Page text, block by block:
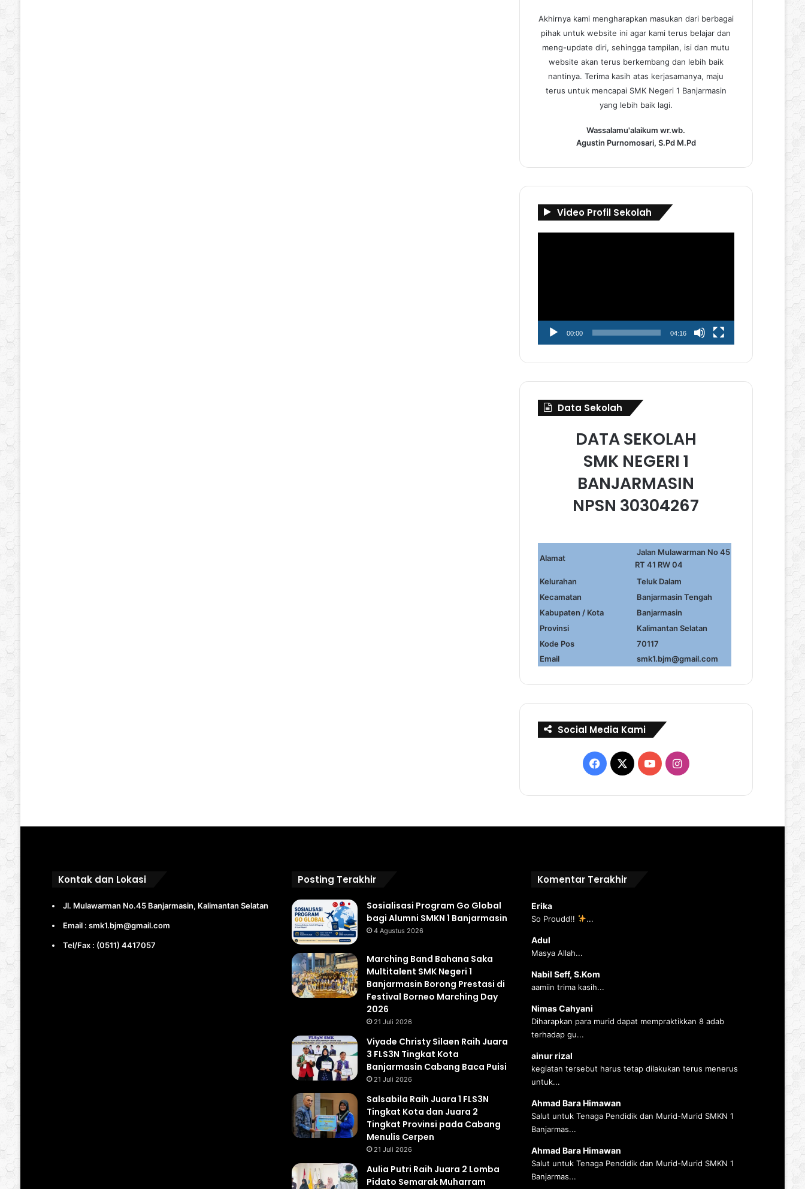
Akhirnya kami mengharapkan masukan dari berbagai
pihak untuk website ini agar kami terus belajar dan
meng-update diri, sehingga tampilan, isi dan mutu
website akan terus berkembang dan lebih baik
nantinya. Terima kasih atas kerjasamanya, maju
terus untuk mencapai SMK Negeri 1 Banjarmasin
yang lebih baik lagi.
Wassalamu'alaikum wr.wb.
Agustin Purnomosari, S.Pd M.Pd
Video Profil Sekolah
00:00 04:16
Data Sekolah
DATA SEKOLAH
SMK NEGERI 1
BANJARMASIN
NPSN 30304267
Alamat
Jalan Mulawarman No 45
RT 41 RW 04
Kelurahan
Teluk Dalam
Kecamatan
Banjarmasin Tengah
Kabupaten / Kota
Banjarmasin
Provinsi
Kalimantan Selatan
Kode Pos
70117
Email
smk1.bjm@gmail.com
Social Media Kami
Facebook
X YouTubeInstagram
Kontak dan Lokasi
Jl. Mulawarman No.45 Banjarmasin, Kalimantan Selatan
Email : smk1.bjm@gmail.com
Tel/Fax : (0511) 4417057
Posting Terakhir
Sosialisasi Program Go Global
bagi Alumni SMKN 1 Banjarmasin
4 Agustus 2026
Marching Band Bahana Saka
Multitalent SMK Negeri 1
Banjarmasin Borong Prestasi di
Festival Borneo Marching Day
2026
21 Juli 2026
Viyade Christy Silaen Raih Juara
3 FLS3N Tingkat Kota
Banjarmasin Cabang Baca Puisi
21 Juli 2026
Salsabila Raih Juara 1 FLS3N
Tingkat Kota dan Juara 2
Tingkat Provinsi pada Cabang
Menulis Cerpen
21 Juli 2026
Aulia Putri Raih Juara 2 Lomba
Pidato Semarak Muharram
Komentar Terakhir
Erika
So Proudd!! ...
Adul
Masya Allah...
Nabil Seff, S.Kom
aamiin trima kasih...
Nimas Cahyani
Diharapkan para murid dapat mempraktikkan 8 adab
terhadap gu...
ainur rizal
kegiatan tersebut harus tetap dilakukan terus menerus
untuk...
Ahmad Bara Himawan
Salut untuk Tenaga Pendidik dan Murid-Murid SMKN 1
Banjarmas...
Ahmad Bara Himawan
Salut untuk Tenaga Pendidik dan Murid-Murid SMKN 1
Banjarmas...